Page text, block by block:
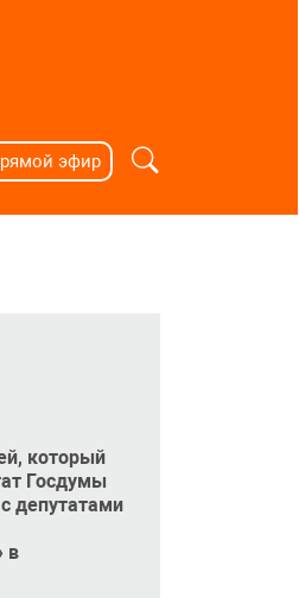
эфир
который
Госдумы
депутатами
в